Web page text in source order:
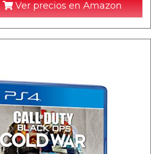
Ver precios en Amazon